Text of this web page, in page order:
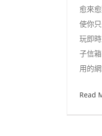
愈來
使你
玩即
子信
用的
Read